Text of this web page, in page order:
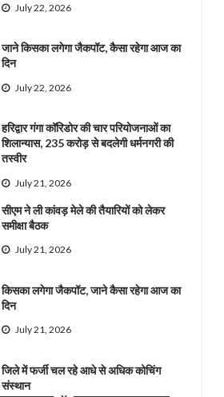
July 22, 2026
जाने किसका लगेगा जैकपॉट, कैसा रहेगा आज का
दिन
July 22, 2026
हरिद्वार गंगा कॉरिडोर की चार परियोजनाओं का
शिलान्यास, 235 करोड़ से बदलेगी धर्मनगरी की
तस्वीर
July 21, 2026
सीएम ने ली कांवड़ मेले की तैयारियों को लेकर
समीक्षा बैठक
July 21, 2026
किसका लगेगा जैकपॉट, जाने कैसा रहेगा आज का
दिन
July 21, 2026
जिले में फर्जी चल रहे आधे से अधिक कोचिंग
संस्थान